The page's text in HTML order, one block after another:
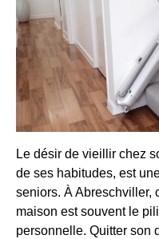
Le désir de vieillir chez
de ses habitudes, est
seniors. À Abreschviller,
maison est souvent le
personnelle. Quitter son